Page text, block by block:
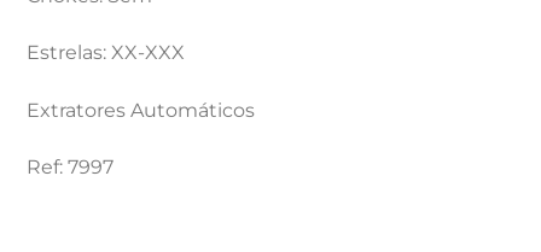
Estrelas: XX-XXX
Extratores Automáticos
Ref: 7997